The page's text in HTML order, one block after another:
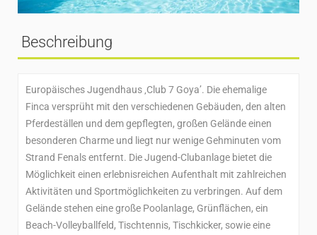
Beschreibung
Europäisches Jugendhaus ‚Club 7 Goya’. Die ehemalige
Finca versprüht mit den verschiedenen Gebäuden, den alten
Pferdeställen und dem gepflegten, großen Gelände einen
besonderen Charme und liegt nur wenige Gehminuten vom
Strand Fenals entfernt. Die Jugend-Clubanlage bietet die
Möglichkeit einen erlebnisreichen Aufenthalt mit zahlreichen
Aktivitäten und Sportmöglichkeiten zu verbringen. Auf dem
Gelände stehen eine große Poolanlage, Grünflächen, ein
Beach-Volleyballfeld, Tischtennis, Tischkicker, sowie eine